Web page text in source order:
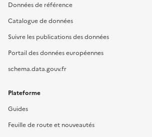
Données de référence
Catalogue de données
Suivre les publications des données
Portail des données européennes
schema.data.gouv.fr
Plateforme
Guides
Feuille de route et nouveautés